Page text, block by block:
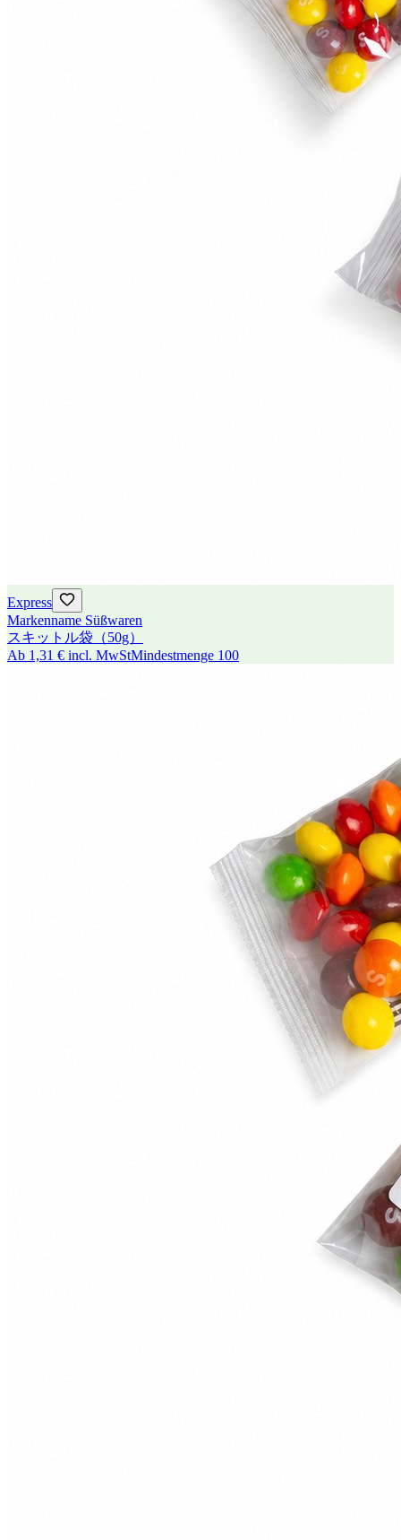
Express
Markenname Süßwaren
スキットル袋（50g）
Ab 1,31 € incl. MwStMindestmenge 100